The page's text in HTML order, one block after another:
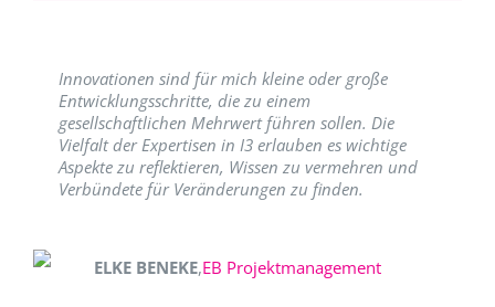
Innovationen sind für mich kleine oder große
Entwicklungsschritte, die zu einem
gesellschaftlichen Mehrwert führen sollen. Die
Vielfalt der Expertisen in I3 erlauben es wichtige
Aspekte zu reflektieren, Wissen zu vermehren und
Verbündete für Veränderungen zu finden.
ELKE BENEKE,EB Projektmanagement